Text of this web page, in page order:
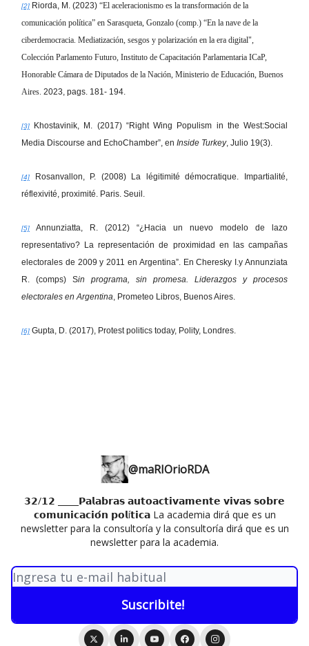
[2] Riorda, M. (2023) “El aceleracionismo es la transformación de la
comunicación política” en Sarasqueta, Gonzalo (comp.) “En la nave de la
ciberdemocracia. Mediatización, sesgos y polarización en la era digital",
Colección Parlamento Futuro, Instituto de Capacitación Parlamentaria ICaP,
Honorable Cámara de Diputados de la Nación, Ministerio de Educación, Buenos
Aires. 2023, pags. 181- 194.
[3]
Khostavinik, M. (2017) “Right Wing Populism in the West:Social
Media Discourse and EchoChamber”, en Inside Turkey, Julio 19(3).
[4]
Rosanvallon, P. (2008) La légitimité démocratique. Impartialité,
réflexivité, proximité. Paris. Seuil.
[5]
Annunziatta, R. (2012) “¿Hacia un nuevo modelo de lazo
representativo? La representación de proximidad en las campañas
electorales de 2009 y 2011 en Argentina”. En Cheresky I.y Annunziata
R. (comps) Sin programa, sin promesa. Liderazgos y procesos
electorales en Argentina, Prometeo Libros, Buenos Aires.
[6] Gupta, D. (2017), Protest politics today, Polity, Londres.
@maRIOrioRDA
𝟯𝟮/𝟭𝟮 _____𝗣𝗮𝗹𝗮𝗯𝗿𝗮𝘀 𝗮𝘂𝘁𝗼𝗮𝗰𝘁𝗶𝘃𝗮𝗺𝗲𝗻𝘁𝗲 𝘃𝗶𝘃𝗮𝘀 𝘀𝗼𝗯𝗿𝗲
𝗰𝗼𝗺𝘂𝗻𝗶𝗰𝗮𝗰𝗶𝗼́𝗻 𝗽𝗼𝗹í𝘁𝗶𝗰𝗮 La academia dirá que es un
newsletter para la consultoría y la consultoría dirá que es un
newsletter para la academia.